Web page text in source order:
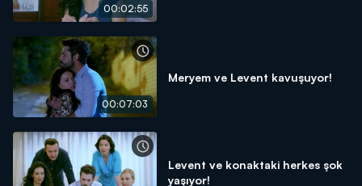
00:02:55
00:07:03
Meryem ve Levent kavuşuyor!
Levent ve konaktaki herkes şok
yaşıyor!